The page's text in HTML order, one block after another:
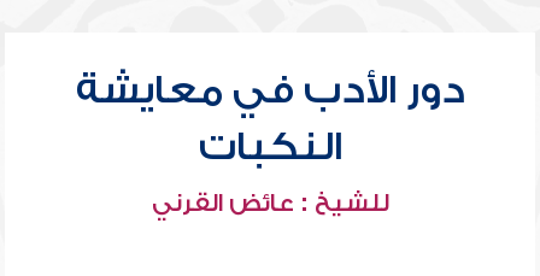
دور الأدب في معايشة
النكبات
للشيخ : عائض القرني